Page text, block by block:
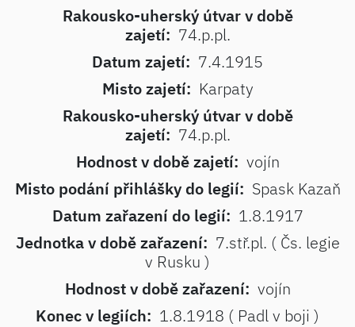
Rakousko-uherský útvar v době
zajetí: 74.p.pl.
Datum zajetí: 7.4.1915
Misto zajetí: Karpaty
Rakousko-uherský útvar v době
zajetí: 74.p.pl.
Hodnost v době zajetí: vojín
Misto podání přihlášky do legií: Spask Kazaň
Datum zařazení do legií: 1.8.1917
Jednotka v době zařazení: 7.stř.pl. ( Čs. legie
v Rusku )
Hodnost v době zařazení: vojín
Konec v legiích: 1.8.1918 ( Padl v boji )